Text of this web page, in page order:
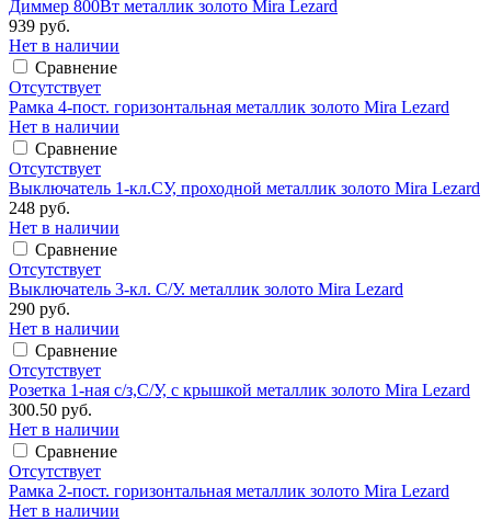
Диммер 800Вт металлик золото Mira Lezard
939 руб.
Нет в наличии
Сравнение
Отсутствует
Рамка 4-пост. горизонтальная металлик золото Mira Lezard
Нет в наличии
Сравнение
Отсутствует
Выключатель 1-кл.СУ, проходной металлик золото Mira Lezard
248 руб.
Нет в наличии
Сравнение
Отсутствует
Выключатель 3-кл. С/У. металлик золото Mira Lezard
290 руб.
Нет в наличии
Сравнение
Отсутствует
Розетка 1-ная с/з,С/У, с крышкой металлик золото Mira Lezard
300.50 руб.
Нет в наличии
Сравнение
Отсутствует
Рамка 2-пост. горизонтальная металлик золото Mira Lezard
Нет в наличии